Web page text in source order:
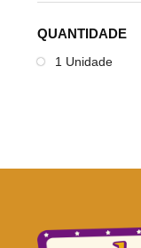
QUANTIDADE
1 Unidade